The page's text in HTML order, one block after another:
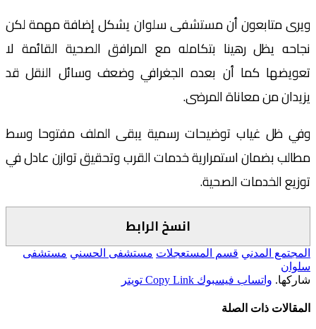
ويرى متابعون أن مستشفى سلوان يشكل إضافة مهمة لكن
نجاحه يظل رهينا بتكامله مع المرافق الصحية القائمة لا
تعويضها كما أن بعده الجغرافي وضعف وسائل النقل قد
يزيدان من معاناة المرضى.
وفي ظل غياب توضيحات رسمية يبقى الملف مفتوحا وسط
مطالب بضمان استمرارية خدمات القرب وتحقيق توازن عادل في
توزيع الخدمات الصحية.
انسخ الرابط
المجتمع المدني قسم المستعجلات مستشفى الحسني مستشفى
سلوان
شاركها. واتساب فيسبوك Copy Link تويتر
المقالات ذات الصلة